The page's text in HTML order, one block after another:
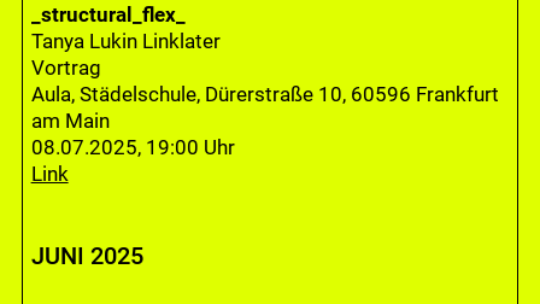
_structural_flex_
Tanya Lukin Linklater
Vortrag
Aula, Städelschule, Dürerstraße 10, 60596 Frankfurt
am Main
08.07.2025, 19:00 Uhr
Link
JUNI 2025